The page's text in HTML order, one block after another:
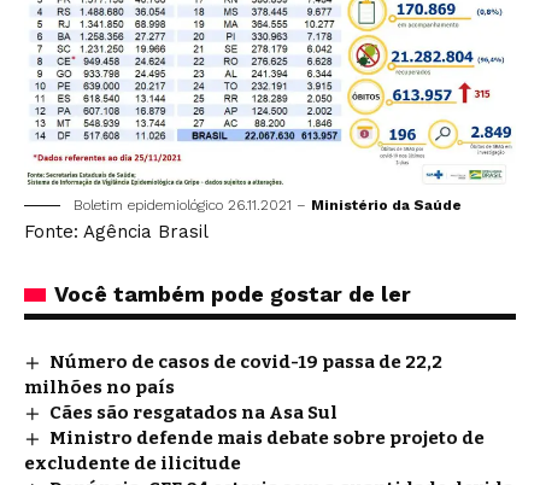
Boletim epidemiológico 26.11.2021 – Ministério da Saúde
Fonte: Agência Brasil
Você também pode gostar de ler
Número de casos de covid-19 passa de 22,2
milhões no país
Cães são resgatados na Asa Sul
Ministro defende mais debate sobre projeto de
excludente de ilicitude